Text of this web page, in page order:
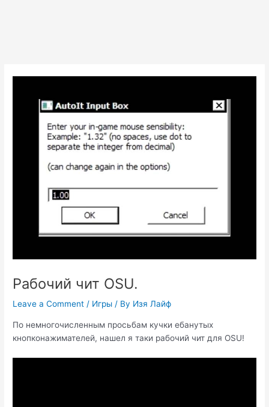
Рабочий чит OSU.
Leave a Comment / Игры / By Изя Лайф
По немногочисленным просьбам кучки ебанутых
кнопконажимателей, нашел я таки рабочий чит для OSU!